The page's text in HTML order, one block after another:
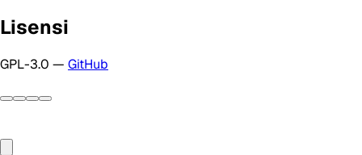
Lisensi
GPL-3.0 — GitHub